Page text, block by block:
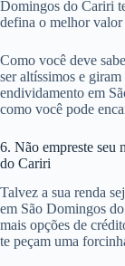
Domingos do Cariri
defina o melhor valor
Como você deve
ser altíssimos e
endividamento em
como você pode
6. Não empreste seu
do Cariri
Talvez a sua renda
em São Domingos
mais opções de
te peçam uma